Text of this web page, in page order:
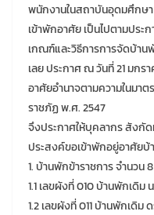
พนักงานในสถาบันอุดมศึกษา
เข้าพักอาศัย เป็นไปตามประ
เกณฑ์และวิธีการการจัดบ้า
เลย ประกาศ ณ วันที่ 21 มกร
อาศัยอำนาจตามความในมา
ราชภัฏ พ.ศ. 2547
จึงประกาศให้บุคลากร สังกั
ประสงค์ขอเข้าพักอยู่อาศัยบ้
1. บ้านพักข้าราชการ จำนวน
1.1 เลขผังที่ 010 บ้านพักเดิ
1.2 เลขผังที่ 011 บ้านพักเดิม